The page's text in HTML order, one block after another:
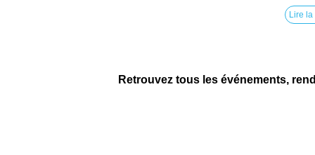
Lire la
Retrouvez tous les événements,